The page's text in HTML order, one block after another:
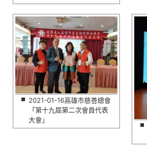
2021-01-16高雄市慈善總會
「第十九屆第二次會員代表
大會」